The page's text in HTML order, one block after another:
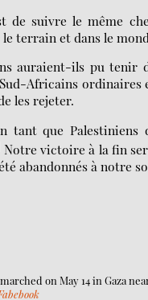
de suivre le même
terrain et dans le
auraient-ils pu tenir
Africains
les rejeter.
tant que
Notre victoire à la fin
abandonnés à notre
on May 14 in Gaza